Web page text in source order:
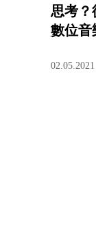
思考
數位音
02.05.2021